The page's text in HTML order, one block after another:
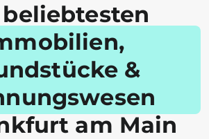
&
am Main